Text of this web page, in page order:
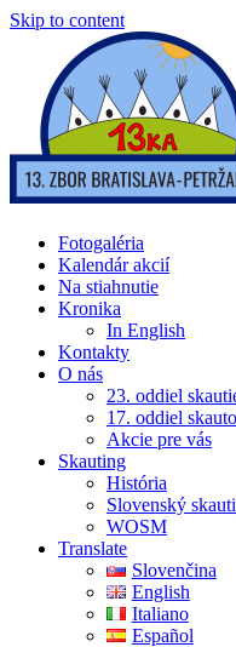
Skip to content
Fotogaléria
Kalendár akcií
Na stiahnutie
Kronika
In English
Kontakty
O nás
23. oddiel
17. oddiel
Akcie pre vás
Skauting
História
Slovenský
WOSM
Translate
Slovenčina
English
Italiano
Español